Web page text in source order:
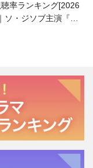
率ランキング[2026
ソ・ジソブ主演『エ